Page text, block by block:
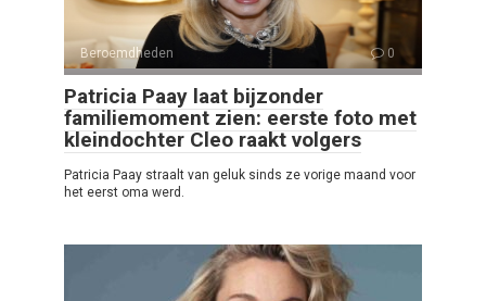
Beroemdheden 0
Patricia Paay laat bijzonder
familiemoment zien: eerste foto met
kleindochter Cleo raakt volgers
Patricia Paay straalt van geluk sinds ze vorige maand voor
het eerst oma werd.